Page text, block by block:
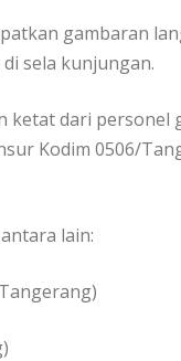
gambaran
sela kunjungan.
ketat dari
Kodim 0506/
lain: